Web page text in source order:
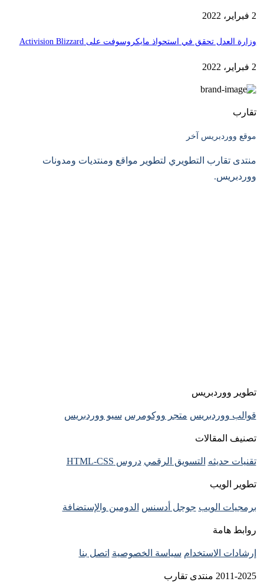
2 فبراير، 2022
وزارة العدل تحقق في استحواذ مايكروسوفت على Activision Blizzard
2 فبراير، 2022
تقارب
موقع ووردبريس آخر
منتدى تقارب التطويري لتطوير مواقع ومنتديات ومدونات
ووردبريس.
تطوير ووردبريس
قوالب ووردبريس متجر ووكومرس سيو ووردبريس
تصنيف المقالات
تقنيات حديثه التسويق الرقمي دروس HTML-CSS
تطوير الويب
برمجيات الويب جوجل أدسنس الدومين والإستضافة
روابط هامة
إرشادات الاستخدام سياسة الخصوصية اتصل بنا
2011-2025 منتدى تقارب